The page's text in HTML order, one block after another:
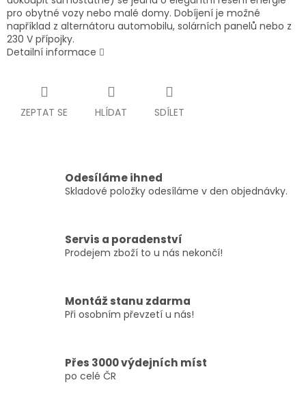
pro obytné vozy nebo malé domy. Dobíjení je možné
například z alternátoru automobilu, solárních panelů nebo z
230 V přípojky.
Detailní informace
ZEPTAT SE HLÍDAT SDÍLET
Odesíláme ihned
Skladové položky odesíláme v den objednávky.
Servis a poradenství
Prodejem zboží to u nás nekončí!
Montáž stanu zdarma
Při osobním převzetí u nás!
Přes 3000 výdejních míst
po celé ČR